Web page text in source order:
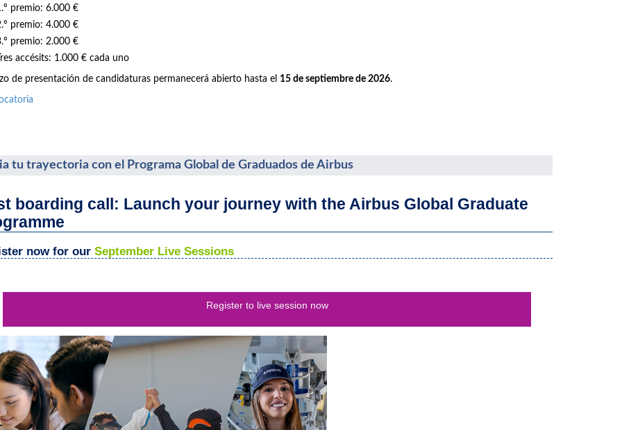
premio: 6.000 €
premio: 4.000 €
premio: 2.000 €
accésits: 1.000 € cada uno
de presentación de candidaturas permanecerá abierto hasta el 15 de septiembre de 2026.
tu trayectoria con el Programa Global de Graduados de Airbus
boarding call: Launch your journey with the Airbus Global Graduate
now for our September Live Sessions
Register to live session now